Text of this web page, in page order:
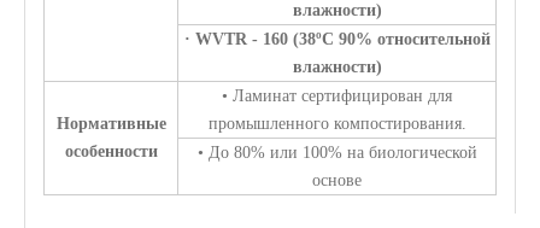
влажности)
· WVTR - 160 (38ºC 90% относительной
влажности)
Нормативные
особенности
• Ламинат сертифицирован для
промышленного компостирования.
• До 80% или 100% на биологической
основе